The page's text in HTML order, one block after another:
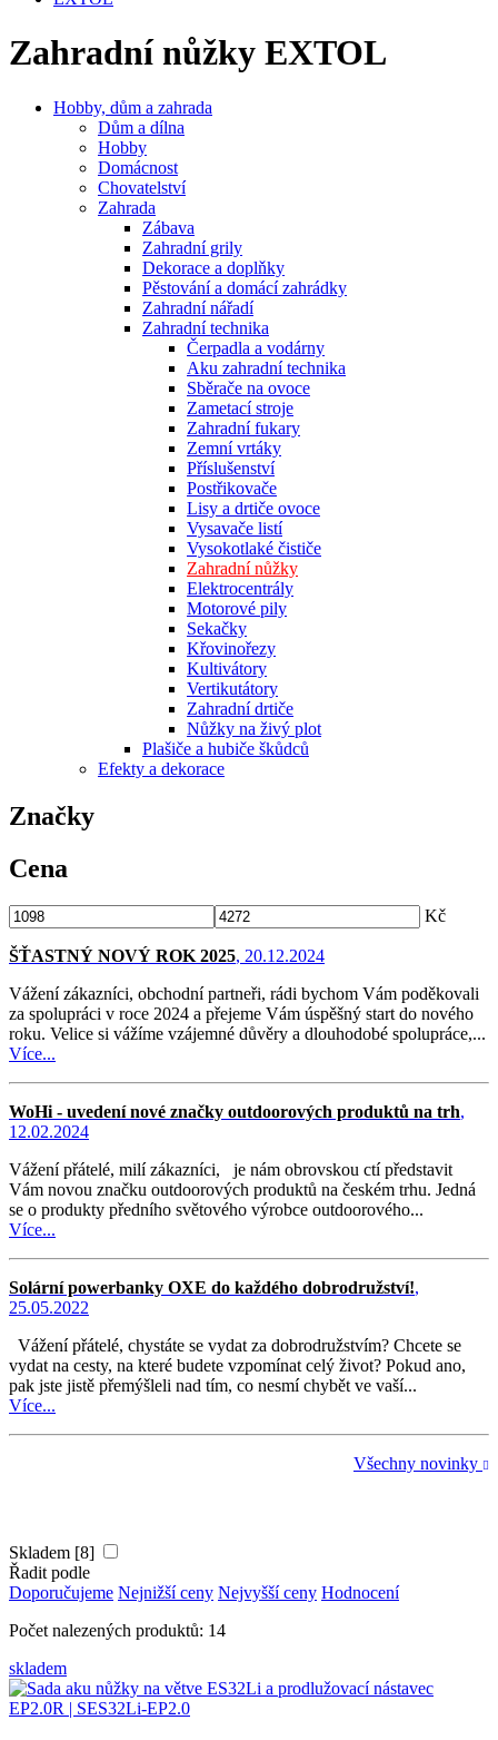
Zahradní nůžky EXTOL
Hobby, dům a zahrada
Dům a dílna
Hobby
Domácnost
Chovatelství
Zahrada
Zábava
Zahradní grily
Dekorace a doplňky
Pěstování a domácí zahrádky
Zahradní nářadí
Zahradní technika
Čerpadla a vodárny
Aku zahradní technika
Sběrače na ovoce
Zametací stroje
Zahradní fukary
Zemní vrtáky
Příslušenství
Postřikovače
Lisy a drtiče ovoce
Vysavače listí
Vysokotlaké čističe
Zahradní nůžky
Elektrocentrály
Motorové pily
Sekačky
Křovinořezy
Kultivátory
Vertikutátory
Zahradní drtiče
Nůžky na živý plot
Plašiče a hubiče škůdců
Efekty a dekorace
Značky
Cena
Kč
ŠŤASTNÝ NOVÝ ROK 2025, 20.12.2024
Vážení zákazníci, obchodní partneři, rádi bychom Vám poděkovali
za spolupráci v roce 2024 a přejeme Vám úspěšný start do nového
roku. Velice si vážíme vzájemné důvěry a dlouhodobé spolupráce,...
Více...
WoHi - uvedení nové značky outdoorových produktů na trh,
12.02.2024
Vážení přátelé, milí zákazníci, je nám obrovskou ctí představit
Vám novou značku outdoorových produktů na českém trhu. Jedná
se o produkty předního světového výrobce outdoorového...
Více...
Solární powerbanky OXE do každého dobrodružství!,
25.05.2022
Vážení přátelé, chystáte se vydat za dobrodružstvím? Chcete se
vydat na cesty, na které budete vzpomínat celý život? Pokud ano,
pak jste jistě přemýšleli nad tím, co nesmí chybět ve vaší...
Více...
Všechny novinky
Skladem [8]
Řadit podle
Doporučujeme Nejnižší ceny Nejvyšší ceny Hodnocení
Počet nalezených produktů: 14
skladem